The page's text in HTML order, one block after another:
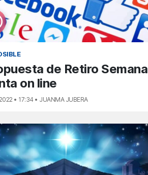
de Retiro Semana
on line
• 17:34 • JUANMA JUBERA